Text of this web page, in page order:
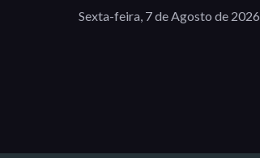
Sexta-feira, 7 de Agosto de 2026